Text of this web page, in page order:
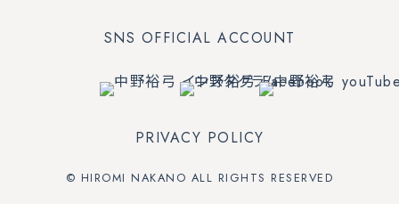
SNS OFFICIAL ACCOUNT
PRIVACY POLICY
© HIROMI NAKANO ALL RIGHTS RESERVED